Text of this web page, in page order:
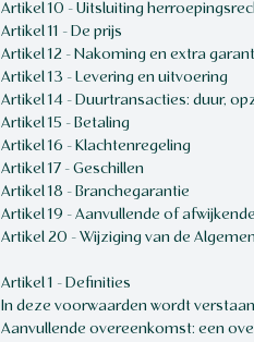
Artikel 10 - Uitsluiting
Artikel 11 - De prijs
Artikel 12 - Nakoming en extra
Artikel 13 - Levering en uitvoering
Artikel 14 - Duurtransacties: duur,
Artikel 15 - Betaling
Artikel 16 - Klachtenregeling
Artikel 17 - Geschillen
Artikel 18 - Branchegarantie
Artikel 19 - Aanvullende of
Artikel 20 - Wijziging van de
Artikel 1 - Definities
In deze voorwaarden wordt
Aanvullende overeenkomst: een